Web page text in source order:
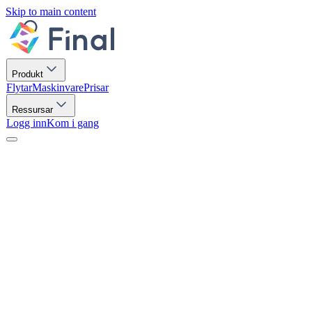
Skip to main content
Produkt
FlytarMaskinvarePrisar
Ressursar
Logg innKom i gang